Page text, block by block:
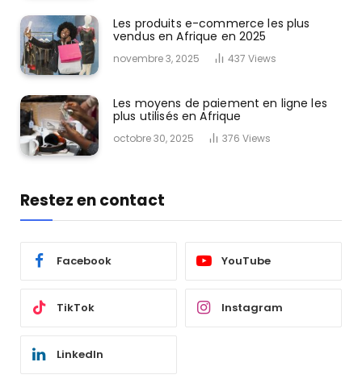
Les produits e-commerce les plus
vendus en Afrique en 2025
novembre 3, 2025 437 Views
Les moyens de paiement en ligne les
plus utilisés en Afrique
octobre 30, 2025 376 Views
Restez en contact
Facebook YouTube
TikTok Instagram
LinkedIn